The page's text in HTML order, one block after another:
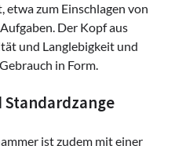
etwa zum Einschlagen von
Der Kopf aus
und Langlebigkeit und
in Form.
Standardzange
ist zudem mit einer